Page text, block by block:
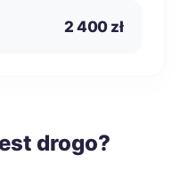
2 400 zł
drogo?